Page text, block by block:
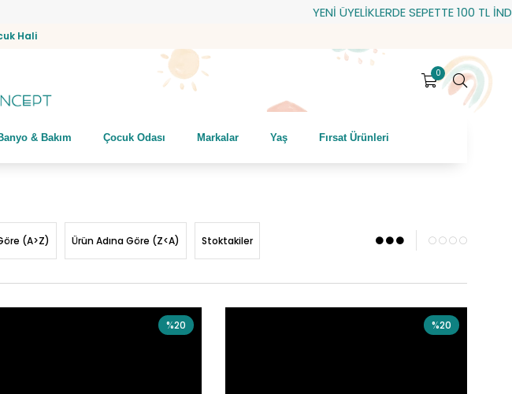
YENİ ÜYELİKLERDE SEPETTE 100 TL
Hali
0
& Bakım Çocuk Odası Markalar Yaş Fırsat Ürünleri
(A>Z) Ürün Adına Göre (Z<A) Stoktakiler
%20 %20